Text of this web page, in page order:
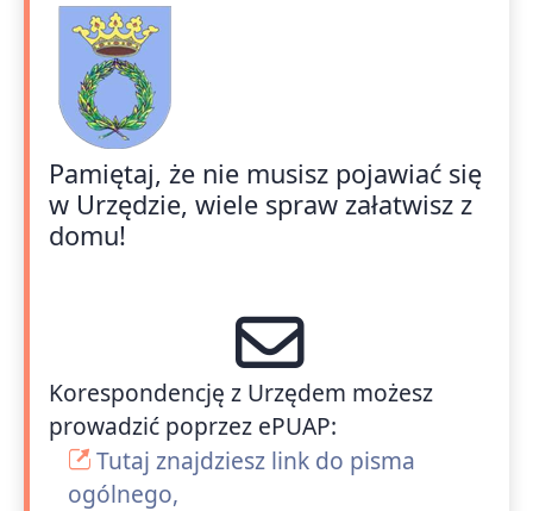
Pamiętaj, że nie musisz pojawiać się
w Urzędzie, wiele spraw załatwisz z
domu!
Korespondencję z Urzędem możesz
prowadzić poprzez ePUAP:
Tutaj znajdziesz link do pisma
ogólnego,